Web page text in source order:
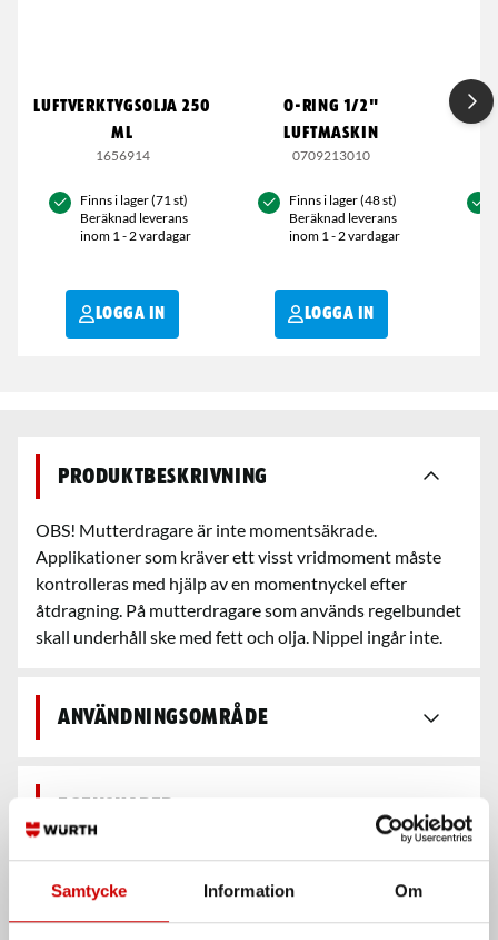
Samtycke Information Om
LUFTVERKTYGSOLJA 250
ML
1656914
Finns i lager (71 st)
Beräknad leverans
inom 1 - 2 vardagar
LOGGA IN
O-RING 1/2"
LUFTMASKIN
0709213010
Finns i lager (48 st)
Beräknad leverans
inom 1 - 2 vardagar
LOGGA IN
Produktbeskrivning
OBS! Mutterdragare är inte momentsäkrade.
Applikationer som kräver ett visst vridmoment måste
kontrolleras med hjälp av en momentnyckel efter
åtdragning. På mutterdragare som används regelbundet
skall underhåll ske med fett och olja. Nippel ingår inte.
Användningsområde
Egenskaper
Säkerhetsdatablad &
bruksanvisningar